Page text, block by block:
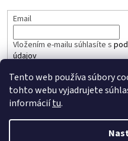
Tento web používa súbory
tohto webu vyjadrujete
informáciítu.
Email
Vložením e-mailu súhlasíte s
údajov
PRIHLÁSIŤ SA